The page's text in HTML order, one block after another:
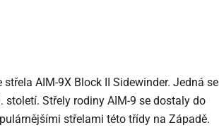
AIM-9X Block II Sidewinder. Jedná se
Střely rodiny AIM-9 se dostaly do
střelami této třídy na Západě.